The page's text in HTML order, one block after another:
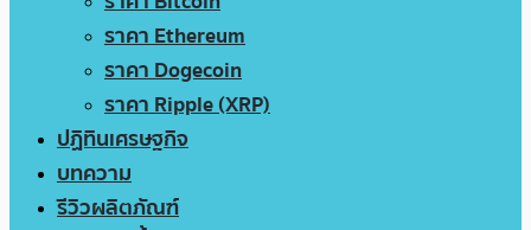
ราคา Ethereum
ราคา Dogecoin
ราคา Ripple (XRP)
ปฏิทินเศรษฐกิจ
บทความ
รีวิวผลิตภัณฑ์